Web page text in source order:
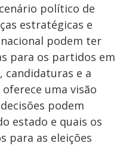
político de
estratégicas e
podem ter
para os partidos em
candidaturas e a
uma visão
podem
estado e quais os
para as eleições